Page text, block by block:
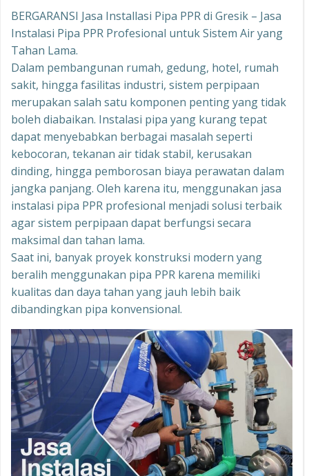
BERGARANSI Jasa Installasi Pipa PPR di Gresik – Jasa
Instalasi Pipa PPR Profesional untuk Sistem Air yang
Tahan Lama.
Dalam pembangunan rumah, gedung, hotel, rumah
sakit, hingga fasilitas industri, sistem perpipaan
merupakan salah satu komponen penting yang tidak
boleh diabaikan. Instalasi pipa yang kurang tepat
dapat menyebabkan berbagai masalah seperti
kebocoran, tekanan air tidak stabil, kerusakan
dinding, hingga pemborosan biaya perawatan dalam
jangka panjang. Oleh karena itu, menggunakan jasa
instalasi pipa PPR profesional menjadi solusi terbaik
agar sistem perpipaan dapat berfungsi secara
maksimal dan tahan lama.
Saat ini, banyak proyek konstruksi modern yang
beralih menggunakan pipa PPR karena memiliki
kualitas dan daya tahan yang jauh lebih baik
dibandingkan pipa konvensional.